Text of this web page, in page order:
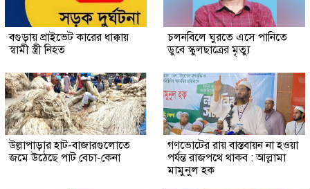
বগুড়ায় প্রাইভেট কারের ধাক্কায়
স্বামী স্ত্রী নিহত
চলনবিলে ঘুরতে এসে পানিতে
ডুবে স্কুলছাত্রের মৃত্যু
উল্লাপাড়ার হাট-বাজারগুলোতে
জমে উঠেছে পাট বেচা-কেনা
গণভোটের রায় বাস্তবায়ন না হওয়া
পর্যন্ত রাজপথে থাকব : আল্লামা
মামুনুল হক